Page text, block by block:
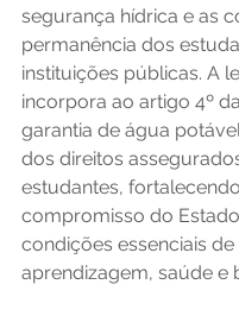
segurança hídrica e as
permanência dos
instituições públicas. A
incorpora ao artigo 4º
garantia de água
dos direitos
estudantes,
compromisso do
condições essenciais de
aprendizagem, saúde e